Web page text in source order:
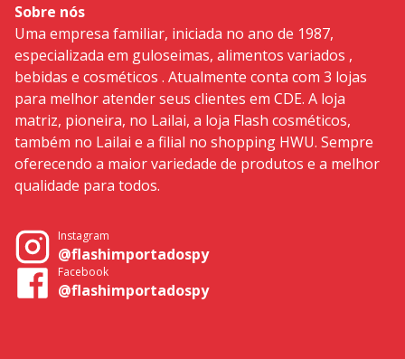
Sobre nós
Uma empresa familiar, iniciada no ano de 1987,
especializada em guloseimas, alimentos variados ,
bebidas e cosméticos . Atualmente conta com 3 lojas
para melhor atender seus clientes em CDE. A loja
matriz, pioneira, no Lailai, a loja Flash cosméticos,
também no Lailai e a filial no shopping HWU. Sempre
oferecendo a maior variedade de produtos e a melhor
qualidade para todos.
Instagram
@flashimportadospy
Facebook
@flashimportadospy